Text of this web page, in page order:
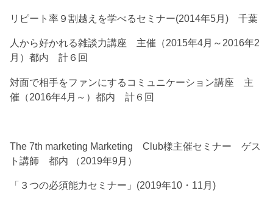
リピート率９割越えを学べるセミナー(2014年5月) 千葉
人から好かれる雑談力講座 主催（2015年4月～2016年2
月）都内 計６回
対面で相手をファンにするコミュニケーション講座 主
催（2016年4月～）都内 計６回
The 7th marketing Marketing Club様主催セミナー ゲス
ト講師 都内 （2019年9月）
「３つの必須能力セミナー」(2019年10・11月)